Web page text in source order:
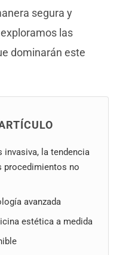
segura y
las
dominarán este
la tendencia
procedimientos no
avanzada
estética a medida